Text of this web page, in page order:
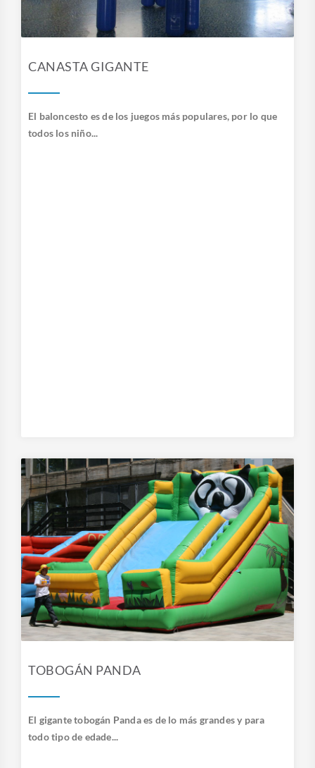
CANASTA GIGANTE
El baloncesto es de los juegos más populares, por lo que
todos los niño...
TOBOGÁN PANDA
El gigante tobogán Panda es de lo más grandes y para
todo tipo de edade...